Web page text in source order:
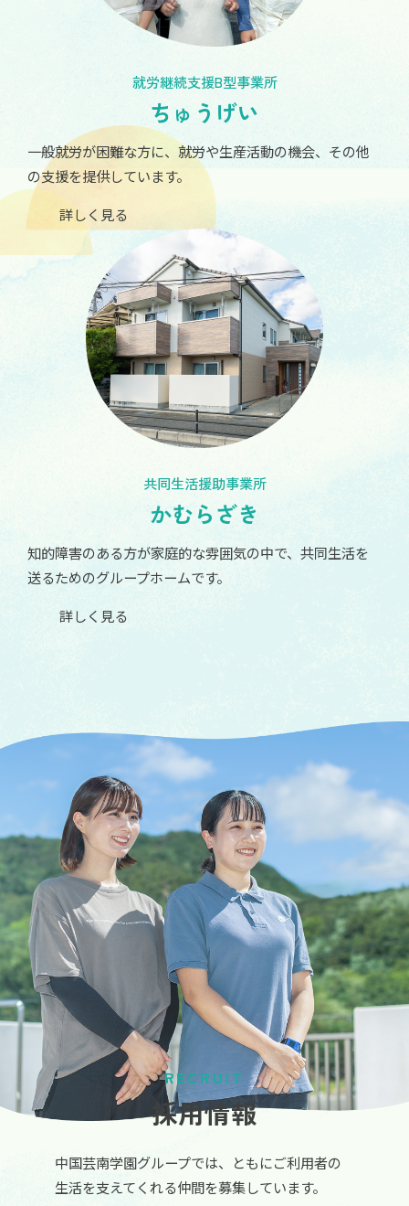
就労継続支援B型事業所
ちゅうげい
一般就労が困難な方に、就労や生産活動の機会、その他
の支援を提供しています。
詳しく見る
共同生活援助事業所
かむらざき
知的障害のある方が家庭的な雰囲気の中で、共同生活を
送るためのグループホームです。
詳しく見る
RECRUIT
採用情報
中国芸南学園グループでは、ともにご利用者の
生活を支えてくれる仲間を募集しています。